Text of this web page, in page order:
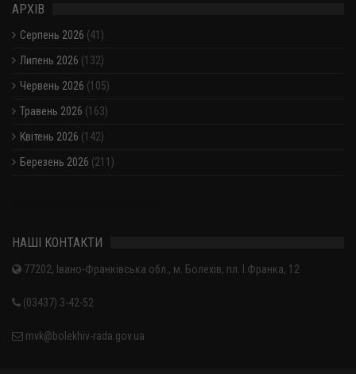
АРХІВ
Серпень 2026 (41)
Липень 2026 (132)
Червень 2026 (105)
Травень 2026 (163)
Квітень 2026 (142)
Березень 2026 (211)
НАШІ КОНТАКТИ
77202, Івано-Франківська обл., м. Болехів, пл. І.Франка, 12
(03437) 3-42-52
mvk@bolekhiv-rada.gov.ua